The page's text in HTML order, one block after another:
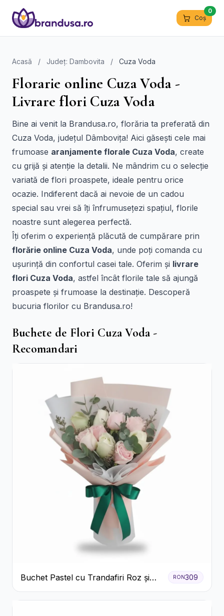
Coș
0
Acasă / Județ: Dambovita / Cuza Voda
Florarie online Cuza Voda -
Livrare flori Cuza Voda
Bine ai venit la Brandusa.ro, florăria ta preferată din
Cuza Voda, județul Dâmbovița! Aici găsești cele mai
frumoase aranjamente florale Cuza Voda, create
cu grijă și atenție la detalii. Ne mândrim cu o selecție
variată de flori proaspete, ideale pentru orice
ocazie. Indiferent dacă ai nevoie de un cadou
special sau vrei să îți înfrumusețezi spațiul, florile
noastre sunt alegerea perfectă.
Îți oferim o experiență plăcută de cumpărare prin
florărie online Cuza Voda, unde poți comanda cu
ușurință din confortul casei tale. Oferim și livrare
flori Cuza Voda, astfel încât florile tale să ajungă
proaspete și frumoase la destinație. Descoperă
bucuria florilor cu Brandusa.ro!
Buchete de Flori Cuza Voda -
Recomandari
Buchet Pastel cu Trandafiri Roz și
Albi
RON309